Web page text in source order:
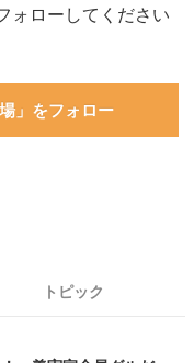
ォローしてください
」をフォロー
トピック